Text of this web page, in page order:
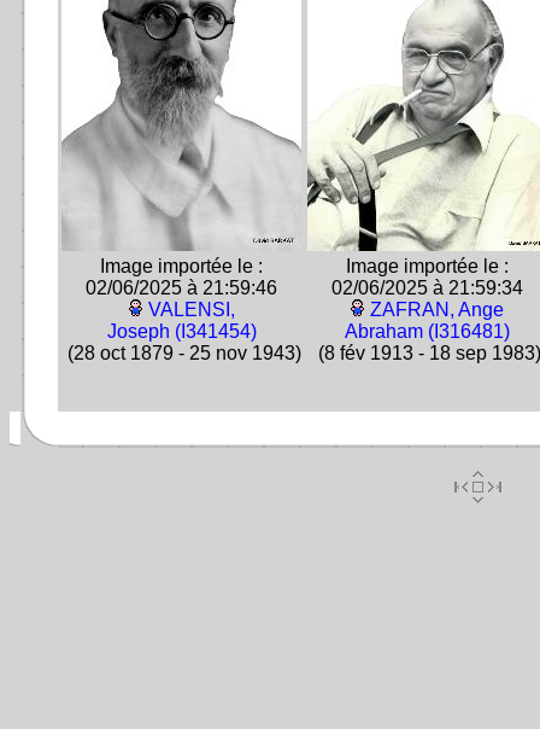
Image importée le :
02/06/2025 à 21:59:46
VALENSI,
Joseph (I341454)
(28 oct 1879 - 25 nov 1943)
Image importée le :
02/06/2025 à 21:59:34
ZAFRAN, Ange
Abraham (I316481)
(8 fév 1913 - 18 sep 1983)